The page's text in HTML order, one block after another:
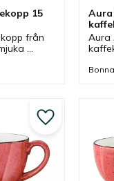
15
från
st/fp
Aura
serie
Bonna
Lägg till i